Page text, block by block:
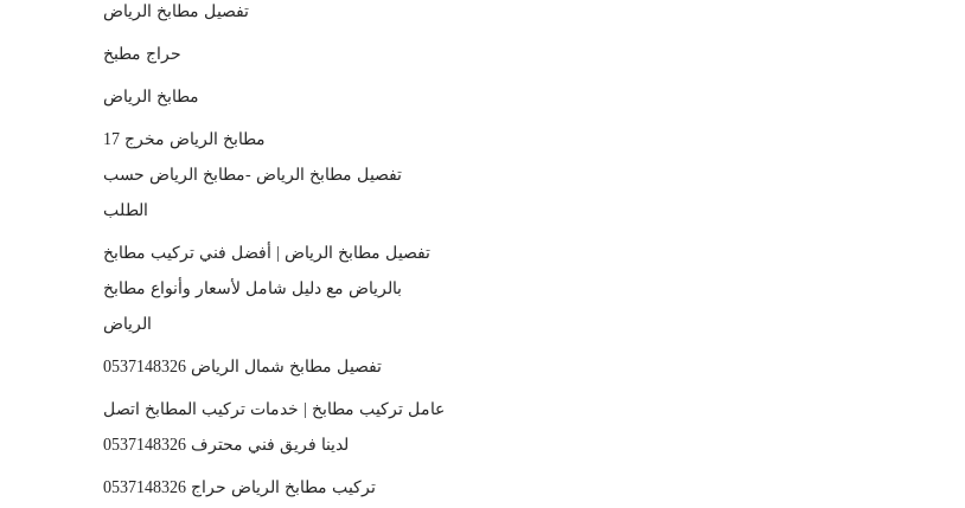
تفصيل مطابخ الرياض
حراج مطبخ
مطابخ الرياض
مطابخ الرياض مخرج 17
تفصيل مطابخ الرياض -مطابخ الرياض حسب
الطلب
تفصيل مطابخ الرياض | أفضل فني تركيب مطابخ
بالرياض مع دليل شامل لأسعار وأنواع مطابخ
الرياض
تفصيل مطابخ شمال الرياض 0537148326
عامل تركيب مطابخ | خدمات تركيب المطابخ اتصل
لدينا فريق فني محترف 0537148326
تركيب مطابخ الرياض حراج 0537148326